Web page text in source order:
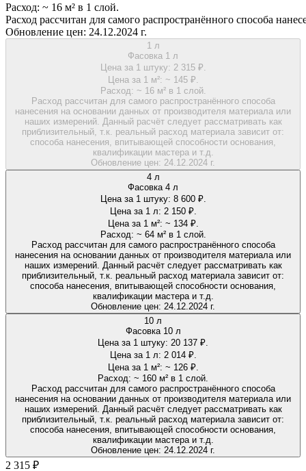
Расход: ~ 16 м² в 1 слой.
Расход рассчитан для самого распространённого способа
Обновление цен: 24.12.2024 г.
1 л
Фасовка 1 л
Цена за 1 штуку: 2 315 ₽.
Цена за 1 м²: ~ 145 ₽.
Расход: ~ 16 м² в 1 слой.
Расход рассчитан для самого распространённого способа
нанесения на основании данных от производителя материала или
наших измерений. Данный расчёт следует рассматривать как
приблизительный, т.к. реальный расход материала зависит от:
способа нанесения, впитывающей способности основания,
квалификации мастера и т.д.
Обновление цен: 24.12.2024 г.
4 л
Фасовка 4 л
Цена за 1 штуку: 8 600 ₽.
Цена за 1 л: 2 150 ₽.
Цена за 1 м²: ~ 134 ₽.
Расход: ~ 64 м² в 1 слой.
Расход рассчитан для самого распространённого способа
нанесения на основании данных от производителя материала или
наших измерений. Данный расчёт следует рассматривать как
приблизительный, т.к. реальный расход материала зависит от:
способа нанесения, впитывающей способности основания,
квалификации мастера и т.д.
Обновление цен: 24.12.2024 г.
10 л
Фасовка 10 л
Цена за 1 штуку: 20 137 ₽.
Цена за 1 л: 2 014 ₽.
Цена за 1 м²: ~ 126 ₽.
Расход: ~ 160 м² в 1 слой.
Расход рассчитан для самого распространённого способа
нанесения на основании данных от производителя материала или
наших измерений. Данный расчёт следует рассматривать как
приблизительный, т.к. реальный расход материала зависит от:
способа нанесения, впитывающей способности основания,
квалификации мастера и т.д.
Обновление цен: 24.12.2024 г.
2 315 ₽